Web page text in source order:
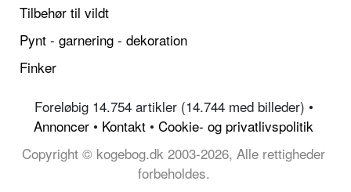
Tilbehør til vildt
Pynt - garnering - dekoration
Finker
Foreløbig 14.754 artikler (14.744 med billeder) •
Annoncer • Kontakt • Cookie- og privatlivspolitik
Copyright © kogebog.dk 2003-2026, Alle rettigheder
forbeholdes.